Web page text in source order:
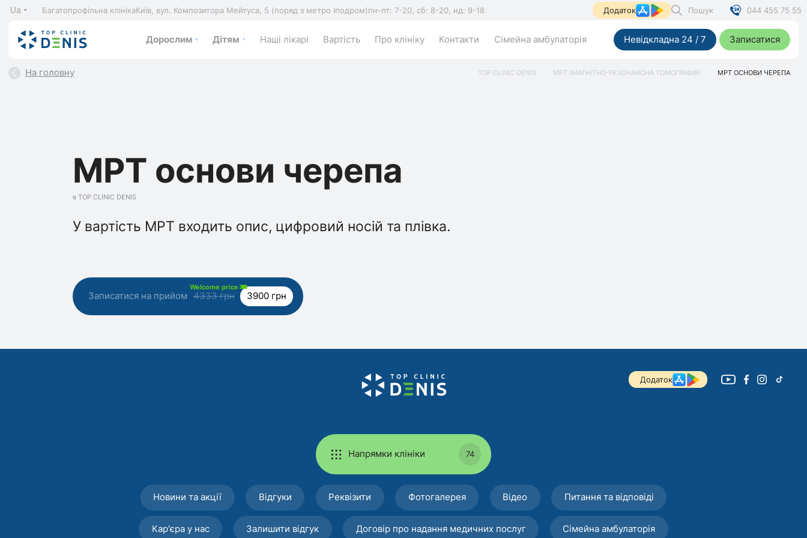
Ua Багатопрофільна клінікаКиїв, вул. Композитора Мейтуса, 5 (поряд з метро Іподром)пн-пт: 7-20, сб: 8-20, нд: 9-18 Додаток Пошук 044 455 75 55
Дорослим Дітям Наші лікарі Вартість Про клініку Контакти Сімейна амбулаторія Невідкладна 24 / 7 Записатися
На головну TOP CLINIC DENIS МРТ (МАГНІТНО-РЕЗОНАНСНА ТОМОГРАФІЯ) МРТ ОСНОВИ ЧЕРЕПА
МРТ основи черепа
в TOP CLINIC DENIS
У вартість МРТ входить опис, цифровий носій та плівка.
Записатися на прийом
Welcome price
4333 грн 3900 грн
Додаток
Напрямки клініки 74
Новини та акції Відгуки Реквізити Фотогалерея Відео Питання та відповіді
Кар'єра у нас Залишити відгук Договір про надання медичних послуг Сімейна амбулаторія